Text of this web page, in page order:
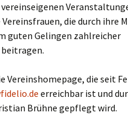
die durch ihre
guten Gelingen zahlreicher
Vereinshomepage, die seit
erreichbar ist und
Brühne gepflegt wird.